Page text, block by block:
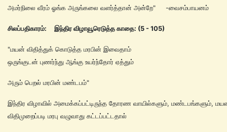
அமர்நிலை வீரம் ஓங்க அருங்கலை வளர்த்தான் அன்றே" -வைசம்பாயனம்
சிலப்பதிகாரம்: இந்திர விழாவூரெடுத்த காதை: (5 - 105)
"மயன் விதித்துக் கொடுத்த மரபின் இவைதாம்
ஒருங்குடன் புணர்ந்து ஆங்கு உயர்ந்தோர் ஏத்தும்
அரும் பெறல் மரபின் மண்டபம்"
இந்திர விழாவில் அமைக்கப்பட்டிருந்த தோரண வாயில்களும், மண்டபங்களும்,
விதிமுறைப்படி மரபு வழுவாது கட்டப்பட்டதால்